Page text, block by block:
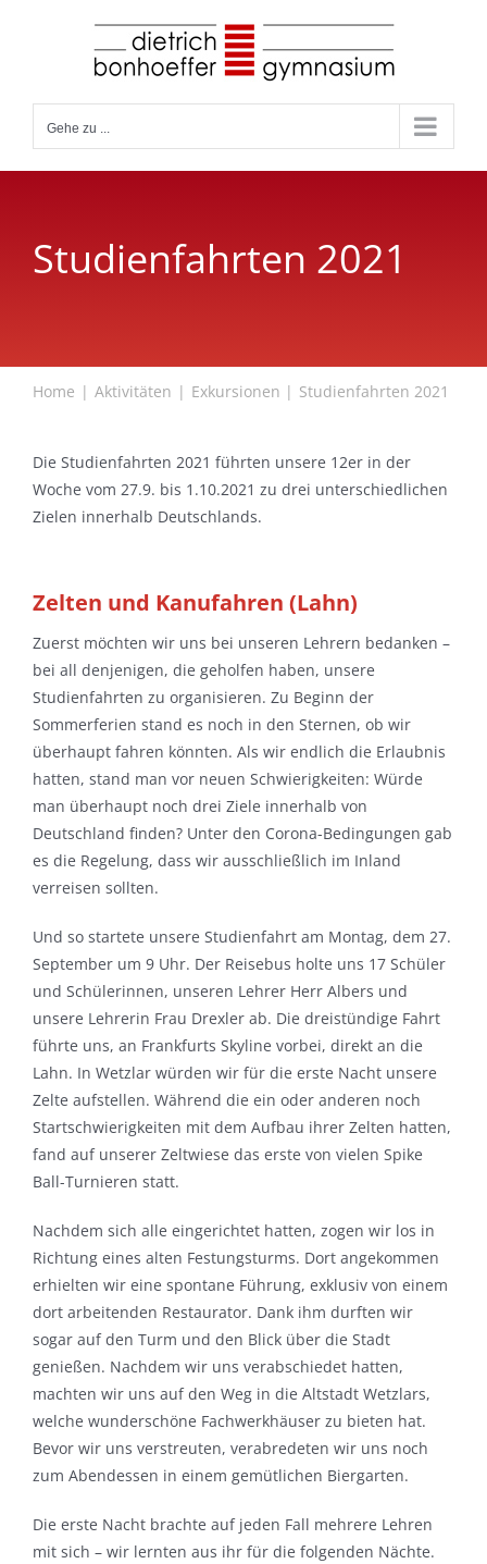
Gehe zu ...
Studienfahrten 2021
Home Aktivitäten Exkursionen Studienfahrten 2021
Die Studienfahrten 2021 führten unsere 12er in der
Woche vom 27.9. bis 1.10.2021 zu drei unterschiedlichen
Zielen innerhalb Deutschlands.
Zelten und Kanufahren (Lahn)
Zuerst möchten wir uns bei unseren Lehrern bedanken –
bei all denjenigen, die geholfen haben, unsere
Studienfahrten zu organisieren. Zu Beginn der
Sommerferien stand es noch in den Sternen, ob wir
überhaupt fahren könnten. Als wir endlich die Erlaubnis
hatten, stand man vor neuen Schwierigkeiten: Würde
man überhaupt noch drei Ziele innerhalb von
Deutschland finden? Unter den Corona-Bedingungen gab
es die Regelung, dass wir ausschließlich im Inland
verreisen sollten.
Und so startete unsere Studienfahrt am Montag, dem 27.
September um 9 Uhr. Der Reisebus holte uns 17 Schüler
und Schülerinnen, unseren Lehrer Herr Albers und
unsere Lehrerin Frau Drexler ab. Die dreistündige Fahrt
führte uns, an Frankfurts Skyline vorbei, direkt an die
Lahn. In Wetzlar würden wir für die erste Nacht unsere
Zelte aufstellen. Während die ein oder anderen noch
Startschwierigkeiten mit dem Aufbau ihrer Zelten hatten,
fand auf unserer Zeltwiese das erste von vielen Spike
Ball-Turnieren statt.
Nachdem sich alle eingerichtet hatten, zogen wir los in
Richtung eines alten Festungsturms. Dort angekommen
erhielten wir eine spontane Führung, exklusiv von einem
dort arbeitenden Restaurator. Dank ihm durften wir
sogar auf den Turm und den Blick über die Stadt
genießen. Nachdem wir uns verabschiedet hatten,
machten wir uns auf den Weg in die Altstadt Wetzlars,
welche wunderschöne Fachwerkhäuser zu bieten hat.
Bevor wir uns verstreuten, verabredeten wir uns noch
zum Abendessen in einem gemütlichen Biergarten.
Die erste Nacht brachte auf jeden Fall mehrere Lehren
mit sich – wir lernten aus ihr für die folgenden Nächte.